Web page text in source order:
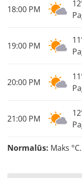
18:00 PM
19:00 PM
20:00 PM
21:00 PM
Normalūs: Maks